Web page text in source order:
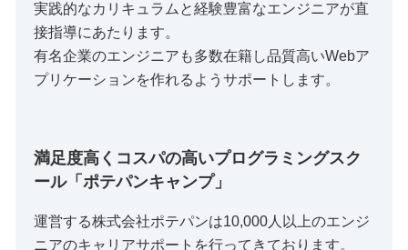
実践的なカリキュラムと経験豊富なエンジニアが直
接指導にあたります。
有名企業のエンジニアも多数在籍し品質高いWebア
プリケーションを作れるようサポートします。
満足度高くコスパの高いプログラミングスク
ール「ポテパンキャンプ」
運営する株式会社ポテパンは10,000人以上のエンジ
ニアのキャリアサポートを行ってきております。